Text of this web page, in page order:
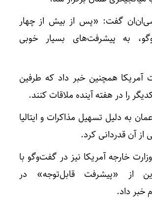
گفت: «پس از بیش از چهار
به پیشرفت‌های بسیار خوبی
آمریکا همچنین خبر داد که طرفین
را در هفته آینده ملاقات کنند.
به دلیل تسهیل مذاکرات و ایتالیا
از آن قدردانی کرد.
خارجه آمریکا نیز در گفت‌وگو با
از «پیشرفت قابل‌توجه» در
خبر داد.